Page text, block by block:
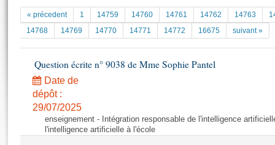
Documents parlementaires
Projets de loi
Propositions de loi
Amendements
Textes adoptés
Rapports d'information
Documents de référence
( Constitution | Règlement de l'Assemblée ... )
Histoire
Juniors
Anciennes législatures
Liens vers les sites publics
La Bibliothèque
Les archives
Photos libres de droit
« précedent 1 14759 14760 14761 14762 14763
14768
14769 14770 14771 14772 16675 suivant »
Question écrite n° 9038 de Mme Sophie Pantel
Date de
dépôt :
29/07/2025
enseignement - Intégration responsable de l'intelligence
l'intelligence artificielle à l'école